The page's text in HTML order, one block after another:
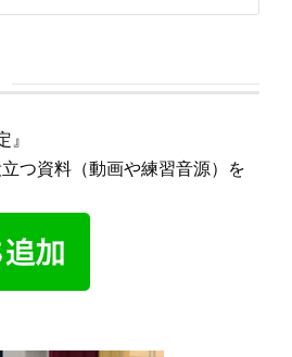
つ資料（動画や練習音源）を